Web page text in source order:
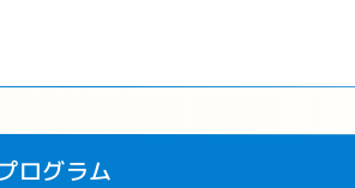
ログラム